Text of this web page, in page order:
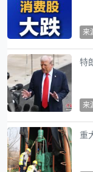
来
特
来
重